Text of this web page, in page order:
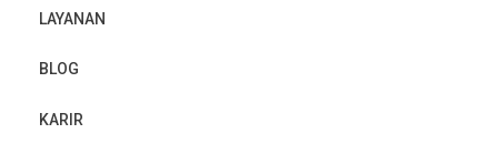
LAYANAN
BLOG
KARIR